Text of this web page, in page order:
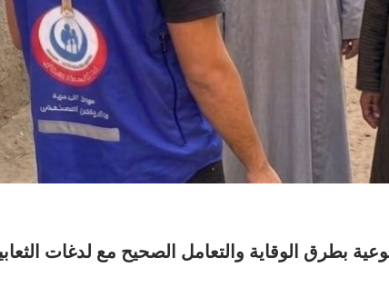
بطرق الوقاية والتعامل الصحيح مع لدغات